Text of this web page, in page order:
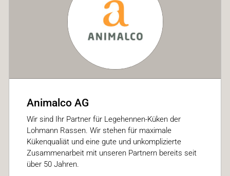
Animalco AG
Wir sind Ihr Partner für Legehennen-Küken der
Lohmann Rassen. Wir stehen für maximale
Kükenqualiät und eine gute und unkomplizierte
Zusammenarbeit mit unseren Partnern bereits seit
über 50 Jahren.